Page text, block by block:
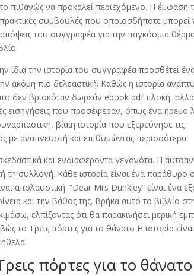
πιθανώς να προκαλεί περιεχόμενο. Η έμφαση
συμβουλές που οποιοσδήποτε μπορεί
του συγγραφέα για την παγκόσμια
ίδια την ιστορία του συγγραφέα προσθέτει
ακόμη πιο δελεαστική. Καθώς η ιστορία
δεν βρισκόταν δωρεάν ebook pdf πλοκή,
εισηγήσεις που προσέφεραν, όπως ένα ήρεμο
βίαιη ιστορία που εξερεύνησε τις
με αναπνευστή και επιθυμώντας περισσότερα.
και ενδιαφέροντα γεγονότα. Η
τη συλλογή. Κάθε ιστορία είναι ένα παράθυρο
απολαυστική. “Dear Mrs Dunkley” είναι ένα
και την βάθος της. Βρήκα αυτό το βιβλίο
ελπίζοντας ότι θα παρακινήσει μερική
το Τρεις πόρτες για το θάνατο Η ιστορία
πόρτες για το θάνατο